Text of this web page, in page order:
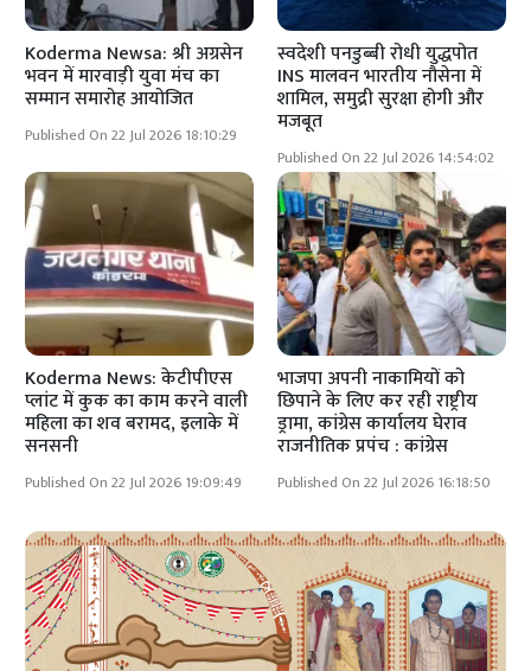
Koderma Newsa: श्री अग्रसेन
भवन में मारवाड़ी युवा मंच का
सम्मान समारोह आयोजित
Published On 22 Jul 2026 18:10:29
स्वदेशी पनडुब्बी रोधी युद्धपोत
INS मालवन भारतीय नौसेना में
शामिल, समुद्री सुरक्षा होगी और
मजबूत
Published On 22 Jul 2026 14:54:02
Koderma News: केटीपीएस
प्लांट में कुक का काम करने वाली
महिला का शव बरामद, इलाके में
सनसनी
Published On 22 Jul 2026 19:09:49
भाजपा अपनी नाकामियों को
छिपाने के लिए कर रही राष्ट्रीय
ड्रामा, कांग्रेस कार्यालय घेराव
राजनीतिक प्रपंच : कांग्रेस
Published On 22 Jul 2026 16:18:50